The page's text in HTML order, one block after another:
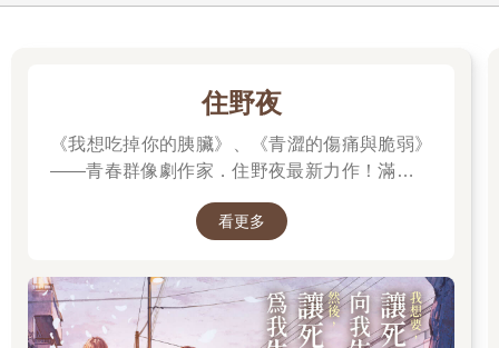
住野夜
《我想吃掉你的胰臟》、《青澀的傷痛與脆弱》
——青春群像劇作家．住野夜最新力作！滿是錯
「重啟」小說！我想要，讓死黨向我告白。然
看更多